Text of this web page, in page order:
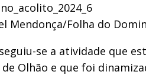
Mendonça/Folha do
se a atividade que
Olhão e que foi